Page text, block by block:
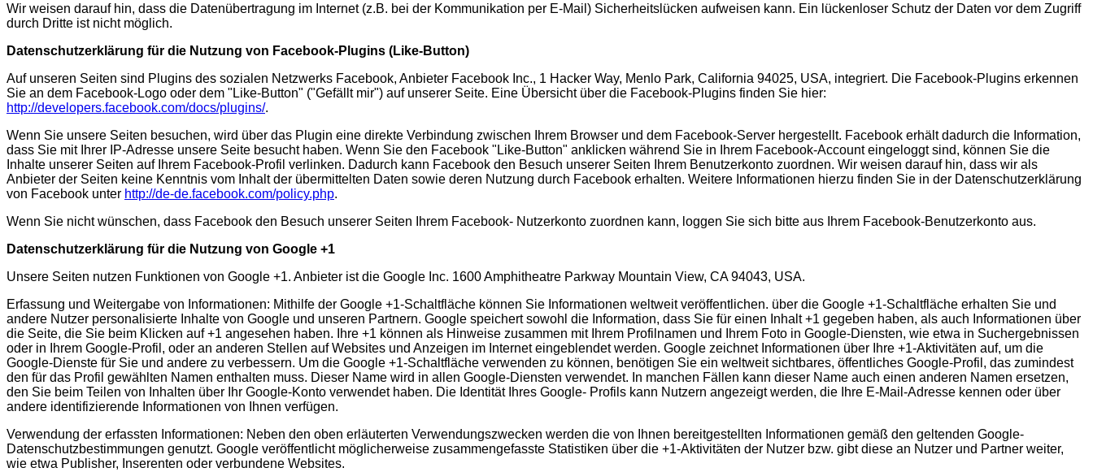
Wir weisen darauf hin, dass die Datenübertragung im Internet (z.B. bei der Kommunikation per E-Mail) Sicherheitslücken aufweisen kann. Ein lückenloser Schutz der Daten vor dem Zugriff
durch Dritte ist nicht möglich.
Datenschutzerklärung für die Nutzung von Facebook-Plugins (Like-Button)
Auf unseren Seiten sind Plugins des sozialen Netzwerks Facebook, Anbieter Facebook Inc., 1 Hacker Way, Menlo Park, California 94025, USA, integriert. Die Facebook-Plugins erkennen
Sie an dem Facebook-Logo oder dem "Like-Button" ("Gefällt mir") auf unserer Seite. Eine Übersicht über die Facebook-Plugins finden Sie hier:
http://developers.facebook.com/docs/plugins/.
Wenn Sie unsere Seiten besuchen, wird über das Plugin eine direkte Verbindung zwischen Ihrem Browser und dem Facebook-Server hergestellt. Facebook erhält dadurch die Information,
dass Sie mit Ihrer IP-Adresse unsere Seite besucht haben. Wenn Sie den Facebook "Like-Button" anklicken während Sie in Ihrem Facebook-Account eingeloggt sind, können Sie die
Inhalte unserer Seiten auf Ihrem Facebook-Profil verlinken. Dadurch kann Facebook den Besuch unserer Seiten Ihrem Benutzerkonto zuordnen. Wir weisen darauf hin, dass wir als
Anbieter der Seiten keine Kenntnis vom Inhalt der übermittelten Daten sowie deren Nutzung durch Facebook erhalten. Weitere Informationen hierzu finden Sie in der Datenschutzerklärung
von Facebook unter http://de-de.facebook.com/policy.php.
Wenn Sie nicht wünschen, dass Facebook den Besuch unserer Seiten Ihrem Facebook- Nutzerkonto zuordnen kann, loggen Sie sich bitte aus Ihrem Facebook-Benutzerkonto aus.
Datenschutzerklärung für die Nutzung von Google +1
Unsere Seiten nutzen Funktionen von Google +1. Anbieter ist die Google Inc. 1600 Amphitheatre Parkway Mountain View, CA 94043, USA.
Erfassung und Weitergabe von Informationen: Mithilfe der Google +1-Schaltfläche können Sie Informationen weltweit veröffentlichen. über die Google +1-Schaltfläche erhalten Sie und
andere Nutzer personalisierte Inhalte von Google und unseren Partnern. Google speichert sowohl die Information, dass Sie für einen Inhalt +1 gegeben haben, als auch Informationen über
die Seite, die Sie beim Klicken auf +1 angesehen haben. Ihre +1 können als Hinweise zusammen mit Ihrem Profilnamen und Ihrem Foto in Google-Diensten, wie etwa in Suchergebnissen
oder in Ihrem Google-Profil, oder an anderen Stellen auf Websites und Anzeigen im Internet eingeblendet werden. Google zeichnet Informationen über Ihre +1-Aktivitäten auf, um die
Google-Dienste für Sie und andere zu verbessern. Um die Google +1-Schaltfläche verwenden zu können, benötigen Sie ein weltweit sichtbares, öffentliches Google-Profil, das zumindest
den für das Profil gewählten Namen enthalten muss. Dieser Name wird in allen Google-Diensten verwendet. In manchen Fällen kann dieser Name auch einen anderen Namen ersetzen,
den Sie beim Teilen von Inhalten über Ihr Google-Konto verwendet haben. Die Identität Ihres Google- Profils kann Nutzern angezeigt werden, die Ihre E-Mail-Adresse kennen oder über
andere identifizierende Informationen von Ihnen verfügen.
Verwendung der erfassten Informationen: Neben den oben erläuterten Verwendungszwecken werden die von Ihnen bereitgestellten Informationen gemäß den geltenden Google-
Datenschutzbestimmungen genutzt. Google veröffentlicht möglicherweise zusammengefasste Statistiken über die +1-Aktivitäten der Nutzer bzw. gibt diese an Nutzer und Partner weiter,
wie etwa Publisher, Inserenten oder verbundene Websites.